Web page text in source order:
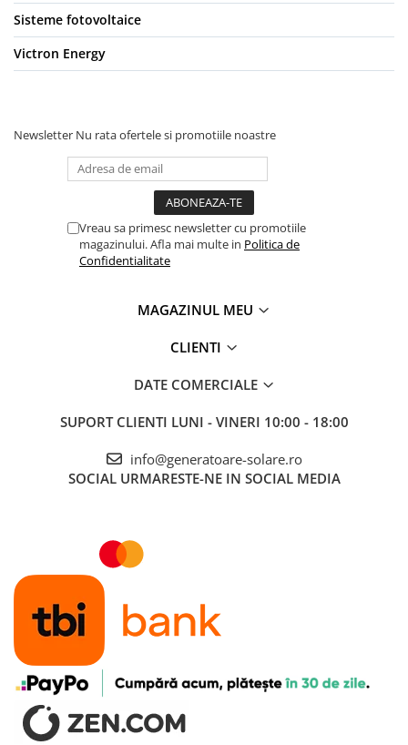
Sisteme fotovoltaice
Victron Energy
Newsletter Nu rata ofertele si promotiile noastre
Vreau sa primesc newsletter cu promotiile
magazinului. Afla mai multe in Politica de
Confidentialitate
MAGAZINUL MEU
CLIENTI
DATE COMERCIALE
SUPORT CLIENTI LUNI - VINERI 10:00 - 18:00
info@generatoare-solare.ro
SOCIAL URMARESTE-NE IN SOCIAL MEDIA